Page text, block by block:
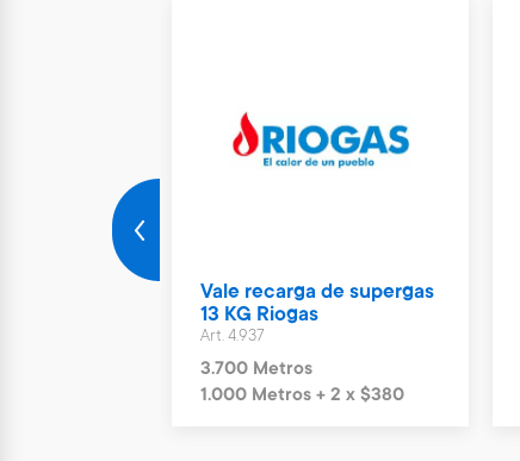
Vale recarga de supergas
13 KG Riogas
Art. 4.937
3.700 Metros
1.000 Metros + 2 x $380